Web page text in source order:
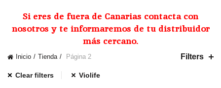
Si eres de fuera de Canarias contacta con
nosotros y te informaremos de tu distribuidor
más cercano.
Inicio Tienda Página 2 Filters
Clear filters Violife